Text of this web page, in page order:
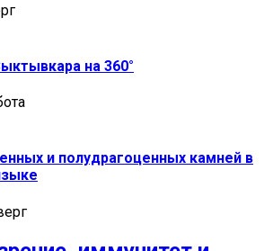
на 360°
и полудрагоценных камней в